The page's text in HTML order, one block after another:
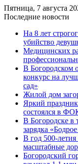
Пятница, 7 августа
Последние новости
На 8 лет
убийство
Медицинских
В Богородском
конкурс на
сад»
Жилой дом
Яркий
состоялся в
В Богородске в
зарядка
В год 500-летия
масштабные
️Богородский